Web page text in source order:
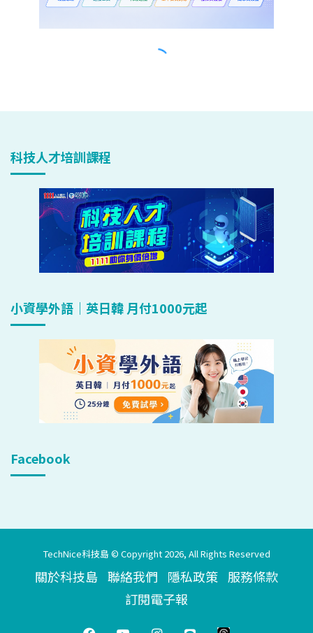
科技人才培訓課程
小資學外語｜英日韓 月付1000元起
Facebook
TechNice科技島 © Copyright 2026, All Rights Reserved
關於科技島 聯絡我們 隱私政策 服務條款
訂閱電子報